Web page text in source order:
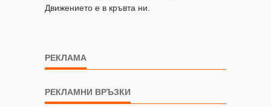
Движението е в кръвта ни.
РЕКЛАМА
РЕКЛАМНИ ВРЪЗКИ